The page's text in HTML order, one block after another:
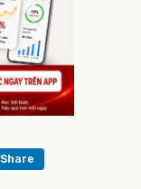
Share